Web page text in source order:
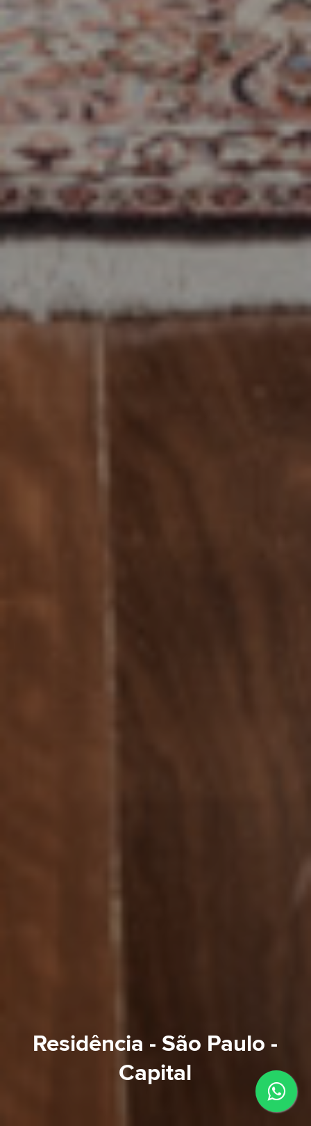
Residência - São Paulo -
Capital